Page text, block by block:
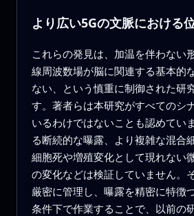
より広い5Gの文脈における
これらの発見は、加温を伴わない
線周波数場が脳に関連する基本的
ない、という慎重に制御された研
す。著者らは本研究がすべてのシ
いるわけではないことも認めてい
る断続的な曝露、より複雑な混合
細胞死や増殖変化として現れない
の変化などは検証していません。
厳密に管理し、曝露を精密に特徴
条件下で作業することで、以前の